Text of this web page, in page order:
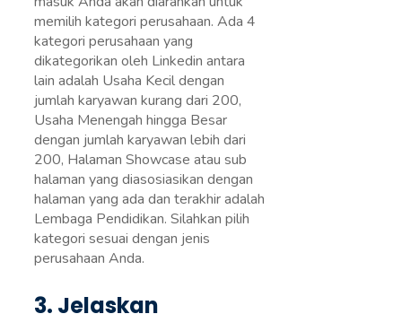
memilih kategori perusahaan. Ada 4
kategori perusahaan yang
dikategorikan oleh Linkedin antara
lain adalah Usaha Kecil dengan
jumlah karyawan kurang dari 200,
Usaha Menengah hingga Besar
dengan jumlah karyawan lebih dari
200, Halaman Showcase atau sub
halaman yang diasosiasikan dengan
halaman yang ada dan terakhir adalah
Lembaga Pendidikan. Silahkan pilih
kategori sesuai dengan jenis
perusahaan Anda.
3. Jelaskan